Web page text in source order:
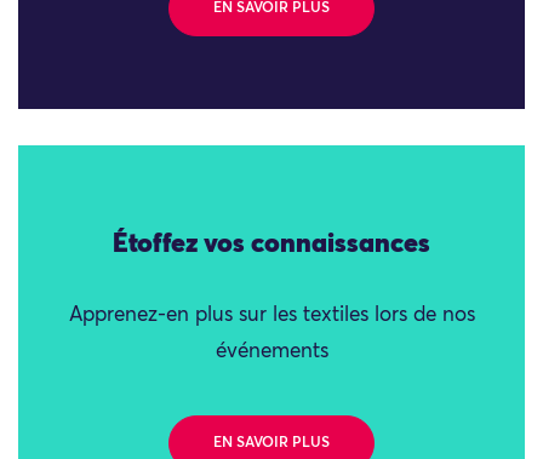
EN SAVOIR PLUS
Étoffez vos connaissances
Apprenez-en plus sur les textiles lors de nos
événements
EN SAVOIR PLUS